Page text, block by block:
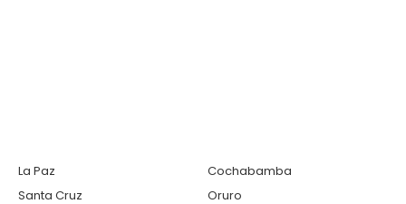
La Paz
Cochabamba
Santa Cruz
Oruro